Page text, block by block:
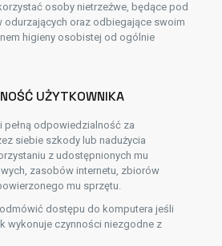
osoby nietrzeźwe, będące pod
odurzających oraz odbiegające swoim
higieny osobistej od ogólnie
UŻYTKOWNIKA
pełną odpowiedzialność za
siebie szkody lub nadużycia
z udostępnionych mu
zasobów internetu, zbiorów
mu sprzętu.
dostępu do komputera jeśli
wykonuje czynności niezgodne z